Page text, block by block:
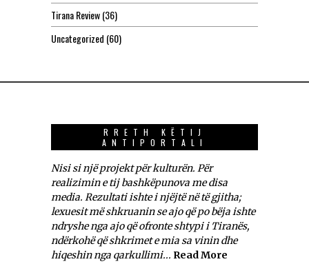
Tirana Review(36)
Uncategorized (60)
RRETH KËTIJ
ANTIPORTALI
Nisi si një projekt për kulturën. Për
realizimin e tij bashkëpunova me disa
media. Rezultati ishte i njëjtë në të gjitha;
lexuesit më shkruanin se ajo që po bëja ishte
ndryshe nga ajo që ofronte shtypi i Tiranës,
ndërkohë që shkrimet e mia sa vinin dhe
hiqeshin nga qarkullimi... Read More